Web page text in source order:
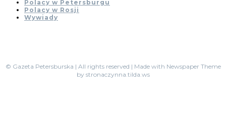
Polacy w Petersburgu
Polacy w Rosji
Wywiady
© Gazeta Petersburska | All rights reserved | Made with Newspaper Theme
by stronaczynna.tilda.ws